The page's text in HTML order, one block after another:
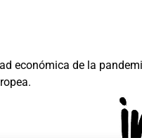
económica de la